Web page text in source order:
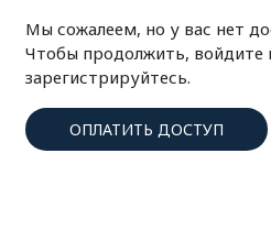
Мы сожалеем, но у вас нет
Чтобы продолжить, войдите
зарегистрируйтесь.
ОПЛАТИТЬ ДОСТУП